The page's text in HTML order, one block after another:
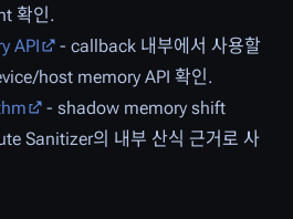
확인.
API
- callback 내부에서 사용할
host memory API 확인.
- shadow memory shift
Sanitizer의 내부 산식 근거로 사